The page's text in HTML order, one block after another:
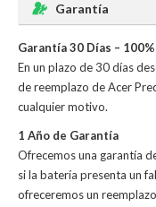
Garantía
Garantía 30 Días –
En un plazo de 30 días
de reemplazo de Acer
cualquier motivo.
1 Año de Garantía
Ofrecemos una garantía
si la batería presenta un
ofreceremos un